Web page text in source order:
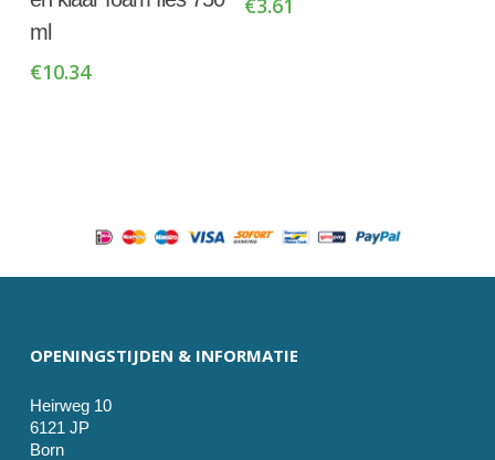
ml
€10.34
OPENINGSTIJDEN & INFORMATIE
Heirweg 10
6121 JP
Born